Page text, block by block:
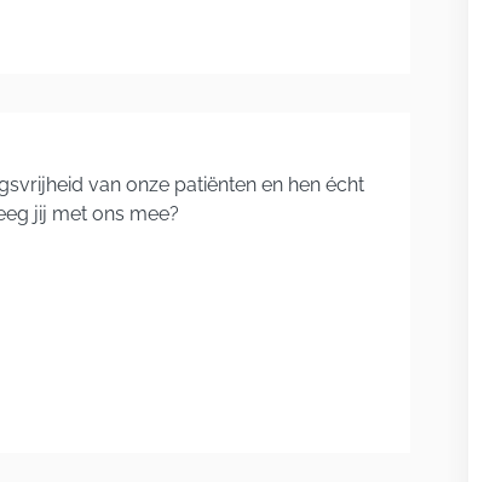
van onze patiënten en hen écht
jij met ons mee?